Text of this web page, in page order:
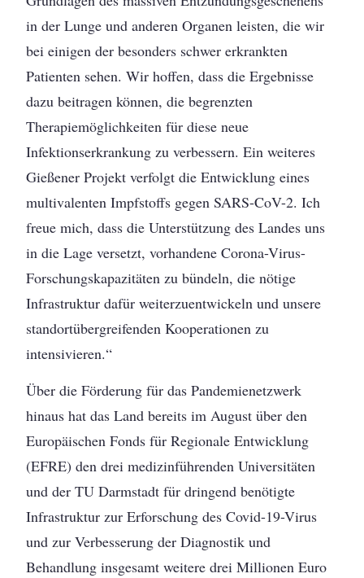
in der Lunge und anderen Organen leisten, die wir
bei einigen der besonders schwer erkrankten
Patienten sehen. Wir hoffen, dass die Ergebnisse
dazu beitragen können, die begrenzten
Therapiemöglichkeiten für diese neue
Infektionserkrankung zu verbessern. Ein weiteres
Gießener Projekt verfolgt die Entwicklung eines
multivalenten Impfstoffs gegen SARS-CoV-2. Ich
freue mich, dass die Unterstützung des Landes uns
in die Lage versetzt, vorhandene Corona-Virus-
Forschungskapazitäten zu bündeln, die nötige
Infrastruktur dafür weiterzuentwickeln und unsere
standortübergreifenden Kooperationen zu
intensivieren.“
Über die Förderung für das Pandemienetzwerk
hinaus hat das Land bereits im August über den
Europäischen Fonds für Regionale Entwicklung
(EFRE) den drei medizinführenden Universitäten
und der TU Darmstadt für dringend benötigte
Infrastruktur zur Erforschung des Covid-19-Virus
und zur Verbesserung der Diagnostik und
Behandlung insgesamt weitere drei Millionen Euro